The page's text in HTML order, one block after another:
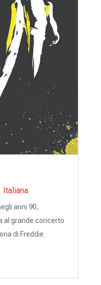
Italiana
anni 90,
al grande concerto
di Freddie